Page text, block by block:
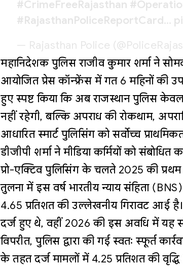
#CrimeFreeRajasthan
#RajasthanPoliceReportCard…
— Rajasthan Police
महानिदेशक पुलिस राजीव कुमार शर्मा ने
आयोजित प्रेस कॉन्फ्रेंस में गत 6 महिनों की
हुए स्पष्ट किया कि अब राजस्थान पुलिस
नहीं रहेगी, बल्कि अपराध की रोकथाम,
आधारित स्मार्ट पुलिसिंग को सर्वोच्च
डीजीपी शर्मा ने मीडिया कर्मियों को
प्रो-एक्टिव पुलिसिंग के चलते 2025 की
तुलना में इस वर्ष भारतीय न्याय संहिता
4.65 प्रतिशत की उल्लेखनीय गिरावट आई
दर्ज हुए थे, वहीं 2026 की इस अवधि में
विपरीत, पुलिस द्वारा की गई स्वतः स्फूर्त
के तहत दर्ज मामलों में 4.25 प्रतिशत की